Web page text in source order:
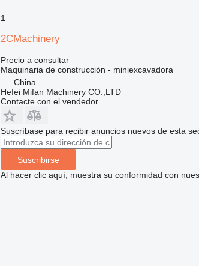
1
2CMachinery
Precio a consultar
Maquinaria de construcción - miniexcavadora
China
Hefei Mifan Machinery CO.,LTD
Contacte con el vendedor
Suscríbase para recibir anuncios nuevos de esta
Suscribirse
Al hacer clic aquí, muestra su conformidad con